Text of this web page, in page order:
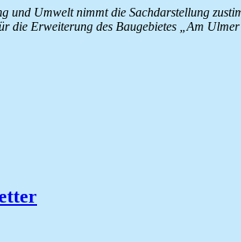
und Umwelt nimmt die Sachdarstellung
die Erweiterung des Baugebietes „Am